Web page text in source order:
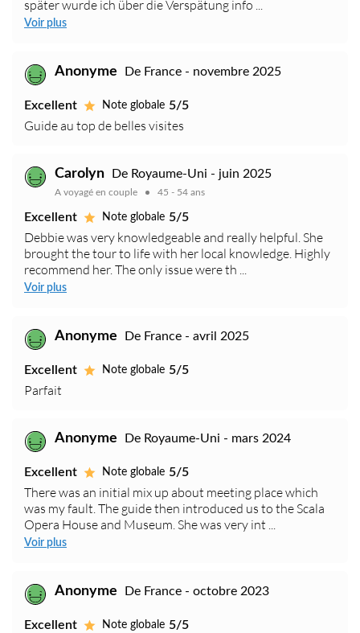
später wurde ich über die Verspätung info ...
Voir plus
Anonyme De France - novembre 2025
Excellent Note globale 5/5
Guide au top de belles visites
Carolyn De Royaume-Uni - juin 2025
A voyagé en couple 45 - 54 ans
Excellent Note globale 5/5
Debbie was very knowledgeable and really helpful. She
brought the tour to life with her local knowledge. Highly
recommend her. The only issue were th ...
Voir plus
Anonyme De France - avril 2025
Excellent Note globale 5/5
Parfait
Anonyme De Royaume-Uni - mars 2024
Excellent Note globale 5/5
There was an initial mix up about meeting place which
was my fault. The guide then introduced us to the Scala
Opera House and Museum. She was very int ...
Voir plus
Anonyme De France - octobre 2023
Excellent Note globale 5/5